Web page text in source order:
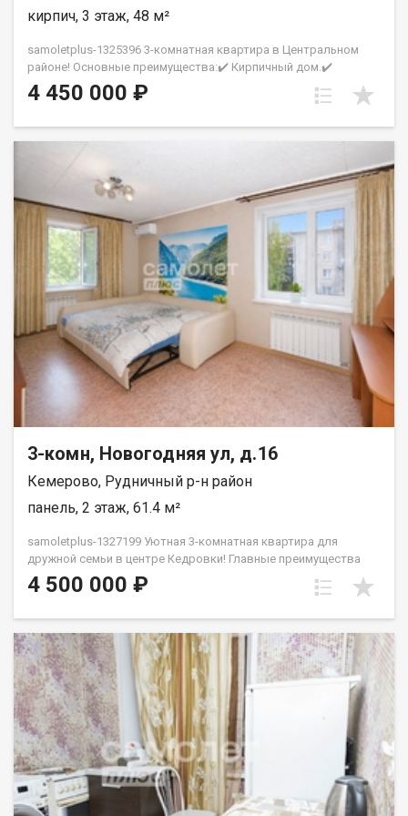
ответить на все ваши вопросы с 9:00 до 21:00​. Гарантия
на рынке недвижимости в городе Кемерово с 2010 года!
Петрухненко Валентина
кирпич, 3 этаж, 48 м²
samoletplus-1325396 3-комнатная квартира в Центральном
районе! Основные преимущества:✔️ Кирпичный дом.✔️
Комфортный 3 этаж из 5.✔️ Удобная планировка с тремя
комнатами.✔️ Просторная кухня.✔️ Пластиковые окна с видом
магазины и супермаркеты;- поликлиника №5;- парк Веры
Волошиной;- кинотеатр «Юбилейный»;- остановки
общественного транспорта.Большая парковка во дворе,
чистый подъезд и спокойные соседи.Звоните, чтобы
договориться о просмотре! АН «СамолётПлюс» на рынке
недвижимости Кемерово с 2010 года. Полное сопровождение
сделки Гарантия юридической чистоты сделки Фомина
Марина
4 450 000 ₽
3-комн, Новогодняя ул, д.16
Кемерово, Рудничный р-н район
панель, 2 этаж, 61.4 м²
samoletplus-1327199 Уютная 3-комнатная квартира для
дружной семьи в центре Кедровки! Главные преимущества
квартиры: Отличная планировка: общая площадь — 61,4 кв.м.
Все комнаты изолированы, окна выходят на две стороны
высоко подниматься, удобно для детей и пожилых людей.
Состояние «заезжай и живи»: квартира в хорошем жилом
состоянии. Установлены современные радиаторы отопления
с регулировкой температуры, качественные стеклопакеты,
установлен кондиционер, санузел раздельный, просторная
прихожая. Покупателям остаются кухонная плита, 2
холодильника, стиральная машина и мебель.Дом панельный,
очень теплый, расположен в тихом и зеленом дворе. Чистый
подъезд, доброжелательные и спокойные соседи. Вся
инфраструктура в 2-5 минутах ходьбы:Школы и детские сады
4 500 000 ₽